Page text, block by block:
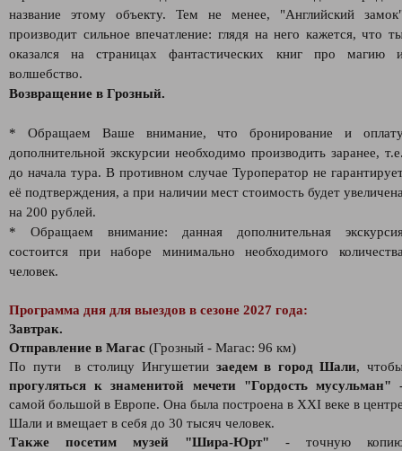
название этому объекту. Тем не менее, "Английский
производит сильное впечатление: глядя на него кажется, что
оказался на страницах фантастических книг про магию
волшебство.
Возвращение в Грозный.
* Обращаем Ваше внимание, что бронирование и
дополнительной экскурсии необходимо производить заранее,
до начала тура. В противном случае Туроператор не
её подтверждения, а при наличии мест стоимость будет
на 200 рублей.
* Обращаем внимание: данная дополнительная
состоится при наборе минимально необходимого
человек.
Программа дня для выездов в сезоне 2027 года:
Завтрак.
Отправление в Магас (Грозный - Магас: 96 км)
По пути в столицу Ингушетии заедем в город Шали,
прогуляться к знаменитой мечети "Гордость мусульман"
самой большой в Европе. Она была построена в XXI веке в
Шали и вмещает в себя до 30 тысяч человек.
Также посетим музей "Шира-Юрт" - точную